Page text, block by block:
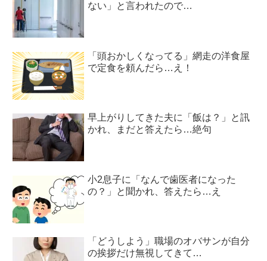
ない」と言われたので…
「頭おかしくなってる」網走の洋食屋
で定食を頼んだら…え！
早上がりしてきた夫に「飯は？」と訊
かれ、まだと答えたら…絶句
小2息子に「なんで歯医者になった
の？」と聞かれ、答えたら…え
「どうしよう」職場のオバサンが自分
の挨拶だけ無視してきて…